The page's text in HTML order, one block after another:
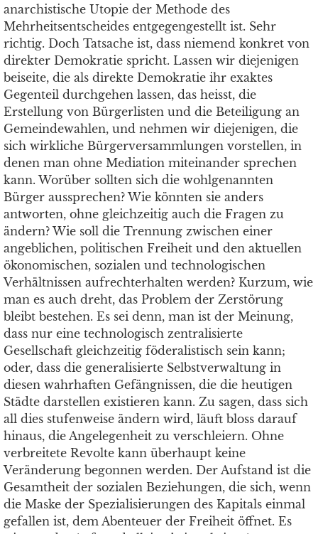
anarchistische Utopie der Methode des
Mehrheitsentscheides entgegengestellt ist. Sehr
richtig. Doch Tatsache ist, dass niemend konkret von
direkter Demokratie spricht. Lassen wir diejenigen
beiseite, die als direkte Demokratie ihr exaktes
Gegenteil durchgehen lassen, das heisst, die
Erstellung von Bürgerlisten und die Beteiligung an
Gemeindewahlen, und nehmen wir diejenigen, die
sich wirkliche Bürgerversammlungen vorstellen, in
denen man ohne Mediation miteinander sprechen
kann. Worüber sollten sich die wohlgenannten
Bürger aussprechen? Wie könnten sie anders
antworten, ohne gleichzeitig auch die Fragen zu
ändern? Wie soll die Trennung zwischen einer
angeblichen, politischen Freiheit und den aktuellen
ökonomischen, sozialen und technologischen
Verhältnissen aufrechterhalten werden? Kurzum, wie
man es auch dreht, das Problem der Zerstörung
bleibt bestehen. Es sei denn, man ist der Meinung,
dass nur eine technologisch zentralisierte
Gesellschaft gleichzeitig föderalistisch sein kann;
oder, dass die generalisierte Selbstverwaltung in
diesen wahrhaften Gefängnissen, die die heutigen
Städte darstellen existieren kann. Zu sagen, dass sich
all dies stufenweise ändern wird, läuft bloss darauf
hinaus, die Angelegenheit zu verschleiern. Ohne
verbreitete Revolte kann überhaupt keine
Veränderung begonnen werden. Der Aufstand ist die
Gesamtheit der sozialen Beziehungen, die sich, wenn
die Maske der Spezialisierungen des Kapitals einmal
gefallen ist, dem Abenteuer der Freiheit öffnet. Es